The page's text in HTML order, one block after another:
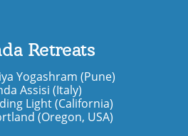
Retreats
Yogashram (Pune)
Assisi (Italy)
Light (California)
(Oregon, USA)